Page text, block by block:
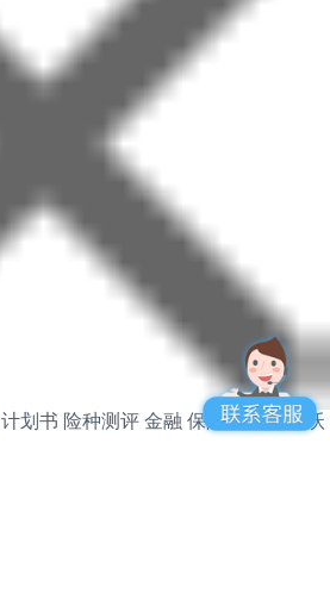
计划书 险种测评 金融 保险产品 关于沃